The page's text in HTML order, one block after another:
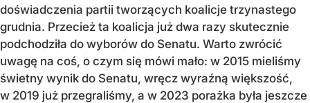
doświadczenia partii tworzących koalicje trzynastego
grudnia. Przecież ta koalicja już dwa razy skutecznie
podchodziła do wyborów do Senatu. Warto zwrócić
uwagę na coś, o czym się mówi mało: w 2015 mieliśmy
świetny wynik do Senatu, wręcz wyraźną większość,
w 2019 już przegraliśmy, a w 2023 porażka była jeszcze